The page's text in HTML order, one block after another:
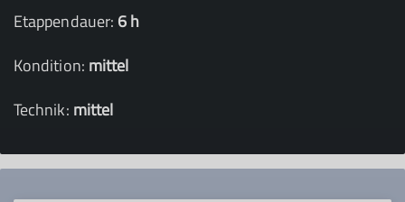
Etappendauer: 6 h
Kondition: mittel
Technik: mittel